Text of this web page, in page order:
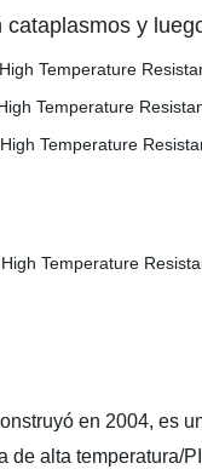
y
en 2004, es
de alta temperatura/